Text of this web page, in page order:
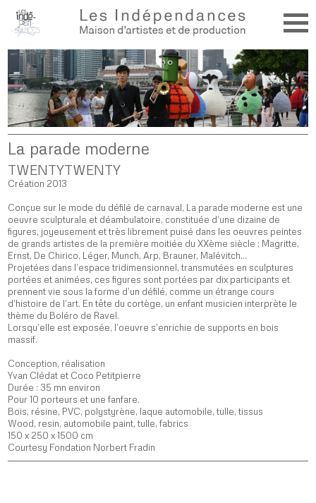
La parade moderne
TWENTYTWENTY
Création 2013
Conçue sur le mode du défilé de carnaval, La parade moderne est une
oeuvre sculpturale et déambulatoire, constituée d’une dizaine de
figures, joyeusement et très librement puisé dans les oeuvres peintes
de grands artistes de la première moitiée du XXème siècle : Magritte,
Ernst, De Chirico, Léger, Munch, Arp, Brauner, Malévitch…
Projetées dans l’espace tridimensionnel, transmutées en sculptures
portées et animées, ces figures sont portées par dix participants et
prennent vie sous la forme d’un défilé, comme un étrange cours
d’histoire de l’art. En tête du cortège, un enfant musicien interprète le
thème du Boléro de Ravel.
Lorsqu’elle est exposée, l’oeuvre s’enrichie de supports en bois
massif.
Conception, réalisation
Yvan Clédat et Coco Petitpierre
Durée : 35 mn environ
Pour 10 porteurs et une fanfare.
Bois, résine, PVC, polystyrène, laque automobile, tulle, tissus
Wood, resin, automobile paint, tulle, fabrics
150 x 250 x 1500 cm
Courtesy Fondation Norbert Fradin